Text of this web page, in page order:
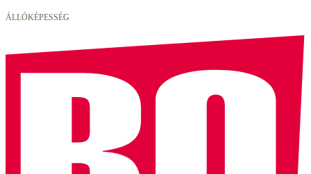
ÁLLÓKÉPESSÉG